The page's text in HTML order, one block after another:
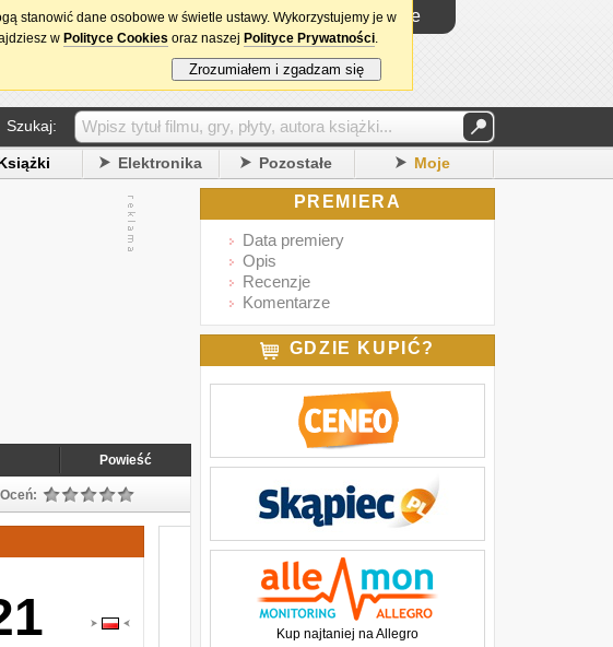
DataPremiery.pl Logowanie
Szukaj:
Elektronika Pozostałe Moje
Powieść
Oceń:
PREMIERA
Data premiery
Opis
Recenzje
Komentarze
GDZIE KUPIĆ?
Kup najtaniej na Allegro
stanowić dane osobowe w świetle ustawy. Wykorzystujemy je w
w Polityce Cookies oraz naszej Polityce Prywatności.
Zrozumiałem i zgadzam się